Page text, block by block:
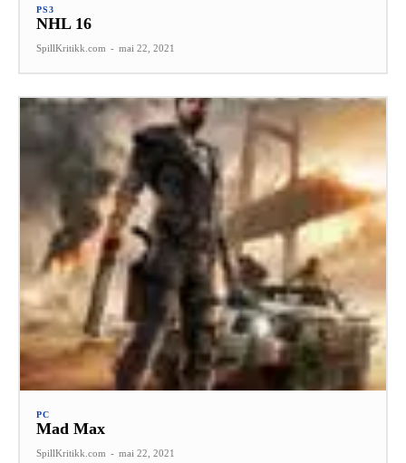
PS3
NHL 16
SpillKritikk.com - mai 22, 2021
PC
Mad Max
SpillKritikk.com - mai 22, 2021